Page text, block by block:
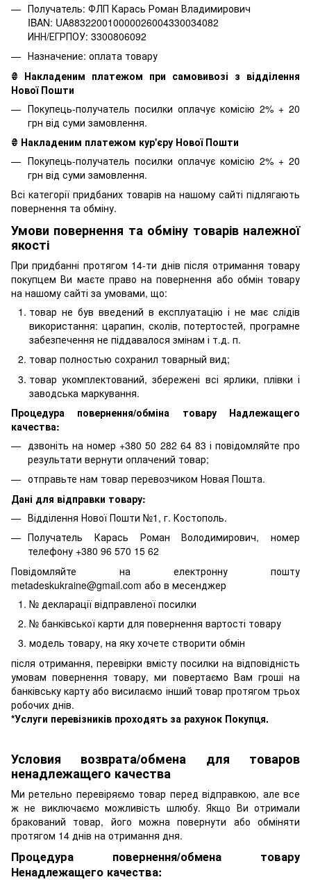
Получатель: ФЛП Карась Роман Владимирович
IBAN: UA883220010000026004330034082
ИНН/ЕГРПОУ: 3300806092
Назначение: оплата товару
₴ Накладеним платежом при самовивозі з відділення
Нової Пошти
Покупець-получатель посилки оплачує комісію 2% + 20
грн від суми замовлення.
₴ Накладеним платежом кур'єру Нової Пошти
Покупець-получатель посилки оплачує комісію 2% + 20
грн від суми замовлення.
Всі категорії придбаних товарів на нашому сайті підлягають
повернення та обміну.
Умови повернення та обміну товарів належної
якості
При придбанні протягом 14-ти днів після отримання товару
покупцем Ви маєте право на повернення або обмін товару
на нашому сайті за умовами, що:
товар не був введений в експлуатацію і не має слідів
використання: царапин, сколів, потертостей, програмне
забезпечення не піддавалося змінам і т.д. п.
товар полностью сохранил товарный вид;
товар укомплектований, збережені всі ярлики, плівки і
заводська маркування.
Процедура повернення/обміна товару Надлежащего
качества:
дзвоніть на номер +380 50 282 64 83 і повідомляйте про
результати вернути оплачений товар;
отправьте нам товар перевозчиком Новая Пошта.
Дані для відправки товару:
Відділення Нової Пошти №1, г. Костополь.
Получатель Карась Роман Володимирович, номер
телефону +380 96 570 15 62
Повідомляйте на електронну пошту
metadeskukraine@gmail.com або в месенджер
№ декларації відправленої посилки
№ банківської карти для повернення вартості товару
модель товару, на яку хочете створити обмін
після отримання, перевірки вмісту посилки на відповідність
умовам повернення товару, ми повертаємо Вам гроші на
банківську карту або висилаємо інший товар протягом трьох
робочих днів.
*Услуги перевізників проходять за рахунок Покупця.
Условия возврата/обмена для товаров
ненадлежащего качества
Ми ретельно перевіряємо товар перед відправкою, але все
ж не виключаємо можливість шлюбу. Якщо Ви отримали
бракований товар, його можна повернути або обміняти
протягом 14 днів на отримання дня.
Процедура повернення/обмена товару
Ненадлежащего качества: